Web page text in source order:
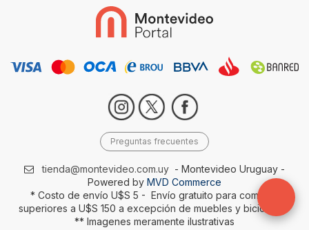
Preguntas frecuentes
tienda@montevideo.com.uy - Montevideo Uruguay -
Powered by MVD Commerce
* Costo de envío U$S 5 - Envío gratuito para compras
superiores a U$S 150 a excepción de muebles y bicicletas-
** Imagenes meramente ilustrativas